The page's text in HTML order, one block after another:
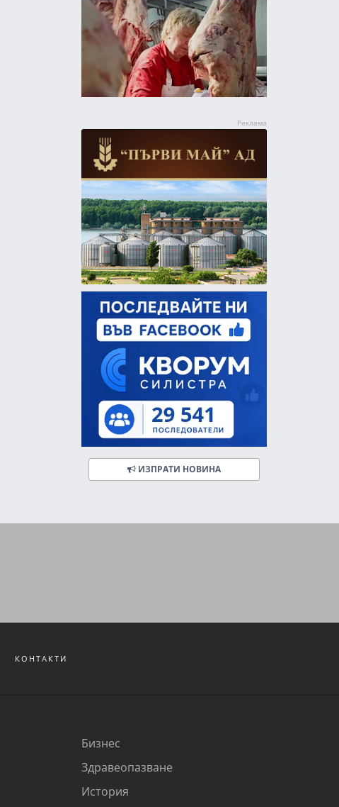
ИЗПРАТИ НОВИНА
КОНТАКТИ
Бизнес
Здравеопазване
История